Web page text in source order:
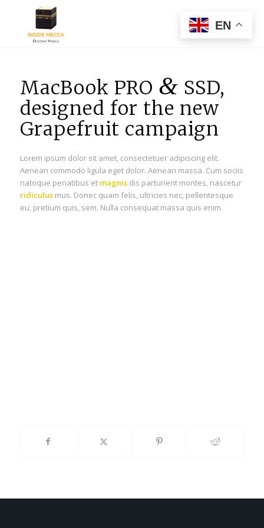
MacBook PRO & SSD,
designed for the new
Grapefruit campaign
Lorem ipsum dolor sit amet, consectetuer adipiscing elit.
Aenean commodo ligula eget dolor. Aenean massa. Cum sociis
natoque penatibus et magnisdis parturient montes, nascetur
ridiculusmus. Donec quam felis, ultricies nec, pellentesque
eu, pretium quis, sem. Nulla consequat massa quis enim.
EN